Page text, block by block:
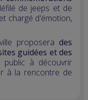
de jeeps et de
chargé d'émotion,
proposera des
guidées et des
public à découvrir
à la rencontre de